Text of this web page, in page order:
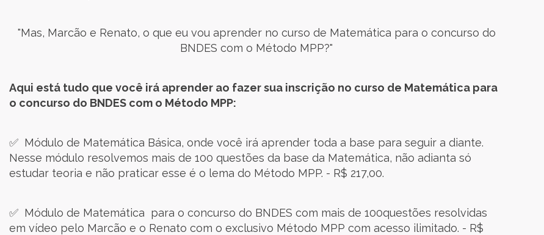
"Mas, Marcão e Renato, o que eu vou aprender no curso de Matemática para o concurso do
BNDES com o Método MPP?"
Aqui está tudo que você irá aprender ao fazer sua inscrição no curso de Matemática para
o concurso do BNDES com o Método MPP:
✅ Módulo de Matemática Básica, onde você irá aprender toda a base para seguir a diante.
Nesse módulo resolvemos mais de 100 questões da base da Matemática, não adianta só
estudar teoria e não praticar esse é o lema do Método MPP. - R$ 217,00.
✅ Módulo de Matemática para o concurso do BNDES com mais de 100questões resolvidas
em vídeo pelo Marcão e o Renato com o exclusivo Método MPP com acesso ilimitado. - R$